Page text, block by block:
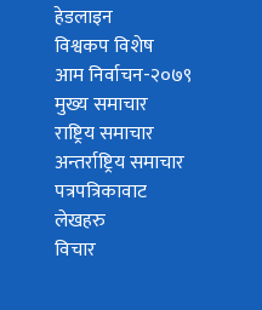
हेडलाइन
विश्वकप विशेष
आम निर्वाचन-२०७९
मुख्य समाचार
राष्ट्रिय समाचार
अन्तर्राष्ट्रिय समाचार
पत्रपत्रिकावाट
लेखहरु
विचार